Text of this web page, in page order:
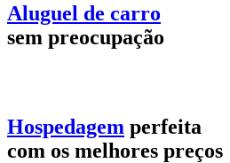
Aluguel de carro
sem preocupação
Hospedagem perfeita
com os melhores preços